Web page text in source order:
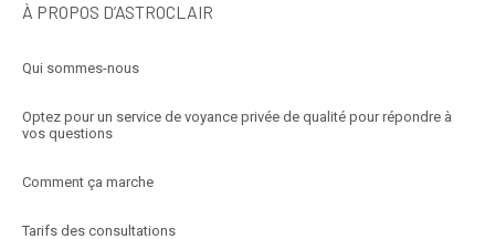
À PROPOS D’ASTROCLAIR
Qui sommes-nous
Optez pour un service de voyance privée de qualité pour répondre à
vos questions
Comment ça marche
Tarifs des consultations